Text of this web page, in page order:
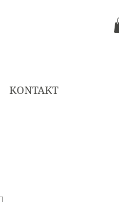
KONTAKT